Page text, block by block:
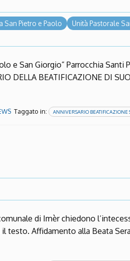
San Pietro e Paolo
Unità Pastorale
e San Giorgio” Parrocchia Santi
DELLA BEATIFICAZIONE DI
Taggato in: ANNIVERSARIO BEATIFICAZIONE
di Imèr chiedono
testo. Affidamento alla Beata